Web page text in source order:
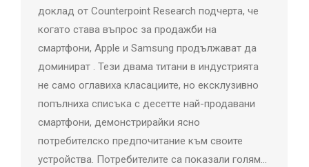
доклад от Counterpoint Research подчерта, че
когато става въпрос за продажби на
смартфони, Apple и Samsung продължават да
доминират . Тези двама титани в индустрията
не само оглавиха класациите, но ексклузивно
попълниха списъка с десетте най-продавани
смартфони, демонстрирайки ясно
потребителско предпочитание към своите
устройства. Потребителите са показали голям…